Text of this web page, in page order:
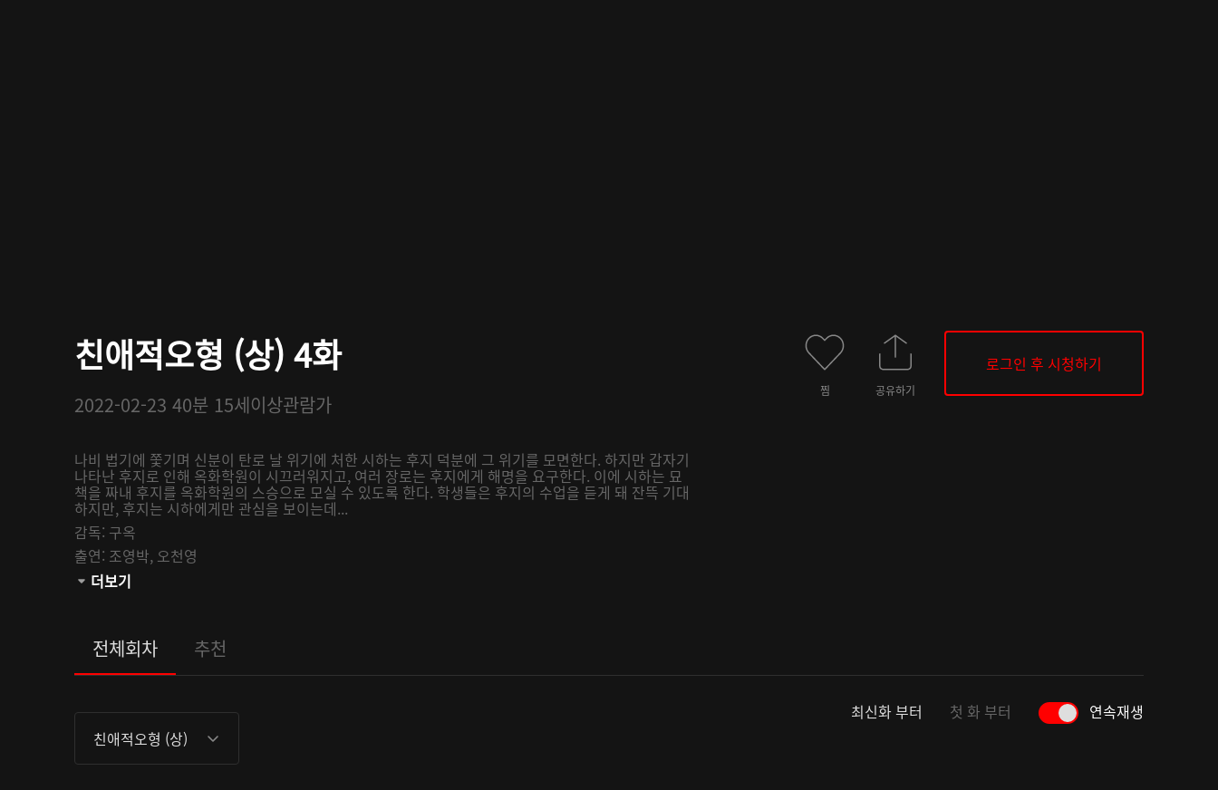
친애적오형 (상) 4화
2022-02-23 40분 15세이상관람가
나비 법기에 쫓기며 신분이 탄로 날 위기에 처한 시하는 후지 덕분에 그 위기를 모면한다. 하지만 갑자기
나타난 후지로 인해 옥화학원이 시끄러워지고, 여러 장로는 후지에게 해명을 요구한다. 이에 시하는 묘
책을 짜내 후지를 옥화학원의 스승으로 모실 수 있도록 한다. 학생들은 후지의 수업을 듣게 돼 잔뜩 기대
하지만, 후지는 시하에게만 관심을 보이는데...
감독: 구옥
출연: 조영박, 오천영
관람등급:
더보기
찜 공유하기
로그인 후 시청하기
전체회차 추천
친애적오형 (상)
최신화 부터 첫 화 부터 연속재생